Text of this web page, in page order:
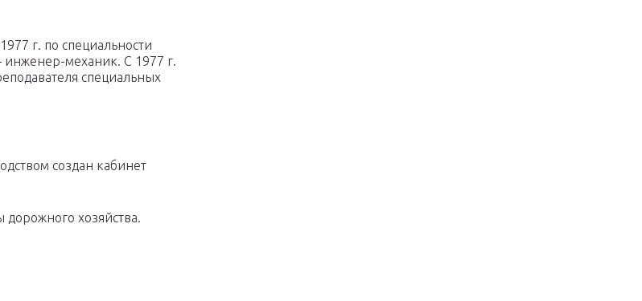
г. по специальности
механик. С 1977 г.
специальных
создан кабинет
дорожного хозяйства.